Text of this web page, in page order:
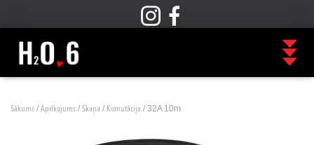
Sākums / Aprīkojums / Skaņa / Komutācija / 32A 10m